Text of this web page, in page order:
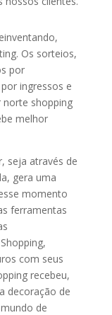
Os sorteios,
por
ingressos e
norte shopping
melhor
seja através de
gera uma
momento
ferramentas
com seus
recebeu,
decoração de
de